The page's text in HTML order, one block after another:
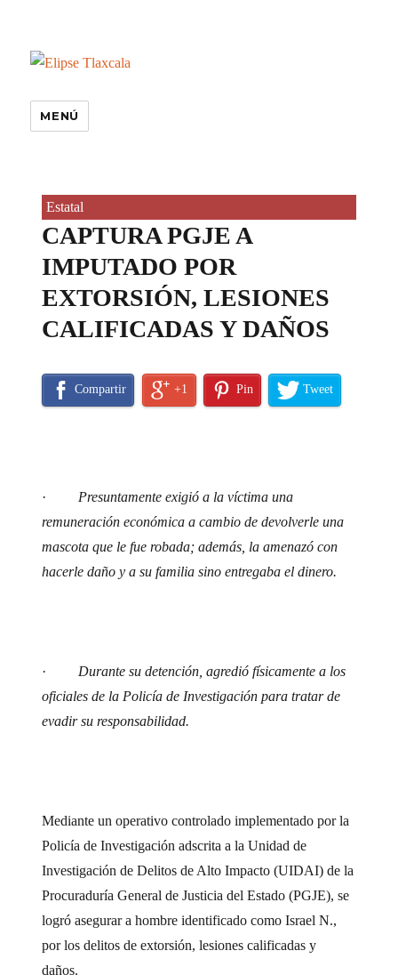
MENÚ
Estatal
CAPTURA PGJE A
IMPUTADO POR
EXTORSIÓN, LESIONES
CALIFICADAS Y DAÑOS
Compartir +1 Pin Tweet
· Presuntamente exigió a la víctima una
remuneración económica a cambio de devolverle una
mascota que le fue robada; además, la amenazó con
hacerle daño y a su familia sino entregaba el dinero.
· Durante su detención, agredió físicamente a los
oficiales de la Policía de Investigación para tratar de
evadir su responsabilidad.
Mediante un operativo controlado implementado por la
Policía de Investigación adscrita a la Unidad de
Investigación de Delitos de Alto Impacto (UIDAI) de la
Procuraduría General de Justicia del Estado (PGJE), se
logró asegurar a hombre identificado como Israel N.,
por los delitos de extorsión, lesiones calificadas y
daños.